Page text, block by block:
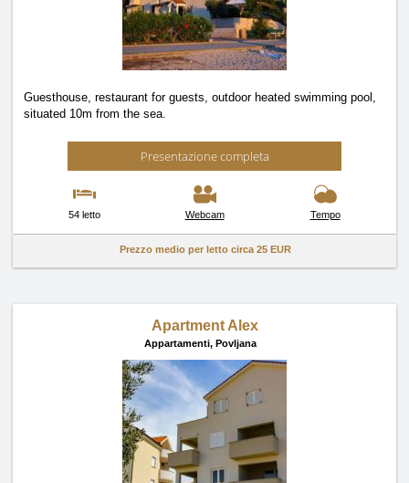
Guesthouse, restaurant for guests, outdoor heated swimming pool,
situated 10m from the sea.
Presentazione completa
54 letto Webcam Tempo
Prezzo medio per letto circa 25 EUR
Apartment Alex
Appartamenti, Povljana